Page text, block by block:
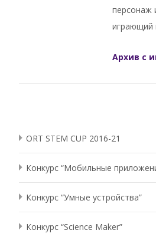
персонаж
играющий
Архив с
ORT STEM CUP 2016-21
Конкурс “Мобильные
Конкурс “Умные устройства”
Конкурс “Science Maker”